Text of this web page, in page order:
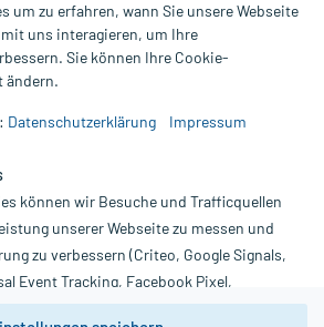
ggf. zzgl. Versandkosten
Website werden ausschließlich für
durch einen Arzt. Bitte
können. | Diese Webseite benutzt
Sie bitte dazu die wichtigen Hinweise in
Für den Widerruf einer Bestellung
um zu erfahren, wann Sie unsere Webseite
uns interagieren, um Ihre
Sie können Ihre Cookie-
ändern.
Datenschutzerklärung Impressum
können wir Besuche und Trafficquellen
unserer Webseite zu messen und
zu verbessern (Criteo, Google Signals,
Event Tracking, Facebook Pixel,